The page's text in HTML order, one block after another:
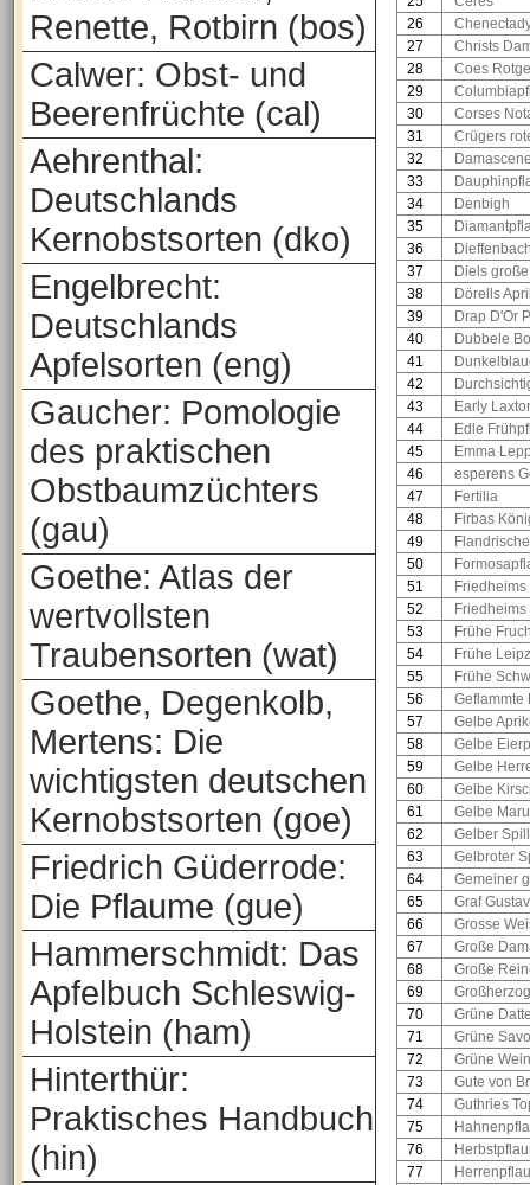
Renette, Rotbirn (bos)
Calwer: Obst- und
Beerenfrüchte (cal)
Aehrenthal:
Deutschlands
Kernobstsorten (dko)
Engelbrecht:
Deutschlands
Apfelsorten (eng)
Gaucher: Pomologie
des praktischen
Obstbaumzüchters
(gau)
Goethe: Atlas der
wertvollsten
Traubensorten (wat)
Goethe, Degenkolb,
Mertens: Die
wichtigsten deutschen
Kernobstsorten (goe)
Friedrich Güderrode:
Die Pflaume (gue)
Hammerschmidt: Das
Apfelbuch Schleswig-
Holstein (ham)
Hinterthür:
Praktisches Handbuch
(hin)
26
27
Christs
28
Coes
29
30
Corses
31
Crügers
32
33
34
Denbigh
35
36
37
Diels
38
Dörells
39
Drap D'Or
40
Dubbele
41
42
43
Early
44
Edle
45
Emma
46
esperens
47
Fertilia
48
Firbas
49
50
51
52
53
Frühe
54
Frühe
55
Frühe
56
Geflammte
57
Gelbe
58
Gelbe
59
Gelbe
60
Gelbe
61
Gelbe
62
Gelber
63
Gelbroter
64
Gemeiner
65
Graf
66
Grosse
67
Große
68
Große
69
Großherzog
70
Grüne
71
Grüne
72
Grüne
73
Gute von
74
Guthries
75
76
77